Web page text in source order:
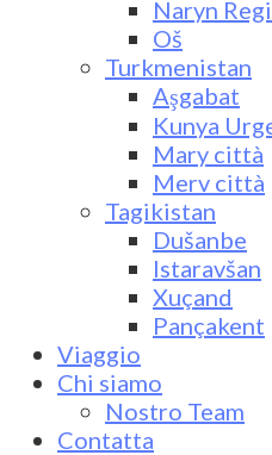
Naryn
Oš
Turkmenistan
Aşgabat
Kunya
Mary città
Merv città
Tagikistan
Dušanbe
Istaravšan
Xuçand
Pançakent
Viaggio
Chi siamo
Nostro Team
Contatta